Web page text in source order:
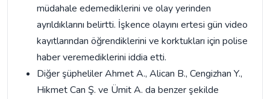
müdahale edemediklerini ve olay yerinden
ayrıldıklarını belirtti. İşkence olayını ertesi gün video
kayıtlarından öğrendiklerini ve korktukları için polise
haber veremediklerini iddia etti.
Diğer şüpheliler Ahmet A., Alican B., Cengizhan Y.,
Hikmet Can Ş. ve Ümit A. da benzer şekilde